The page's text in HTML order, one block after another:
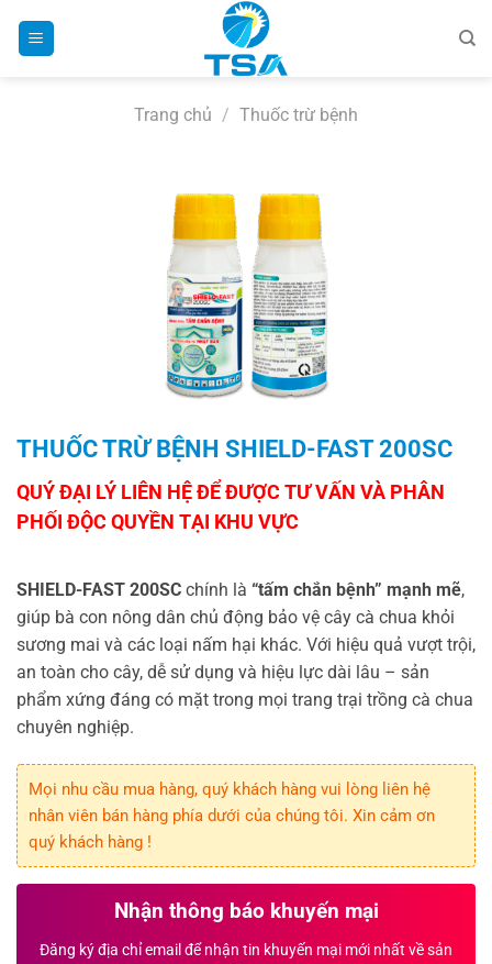
Trang chủ / Thuốc trừ bệnh
THUỐC TRỪ BỆNH SHIELD-FAST 200SC
SHIELD-FAST 200SC chính là “tấm chắn bệnh” mạnh mẽ,
giúp bà con nông dân chủ động bảo vệ cây cà chua khỏi
sương mai và các loại nấm hại khác. Với hiệu quả vượt trội,
an toàn cho cây, dễ sử dụng và hiệu lực dài lâu – sản
phẩm xứng đáng có mặt trong mọi trang trại trồng cà chua
chuyên nghiệp.
Mọi nhu cầu mua hàng, quý khách hàng vui lòng liên hệ
nhân viên bán hàng phía dưới của chúng tôi. Xin cảm ơn
quý khách hàng !
Nhận thông báo khuyến mại
Đăng ký địa chỉ email để nhận tin khuyến mại mới nhất về sản